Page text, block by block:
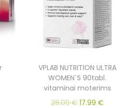
VPLAB NUTRITION ULTRA
WOMEN`S 90tabl.
vitaminai moterims
28.00€ 17.99 €